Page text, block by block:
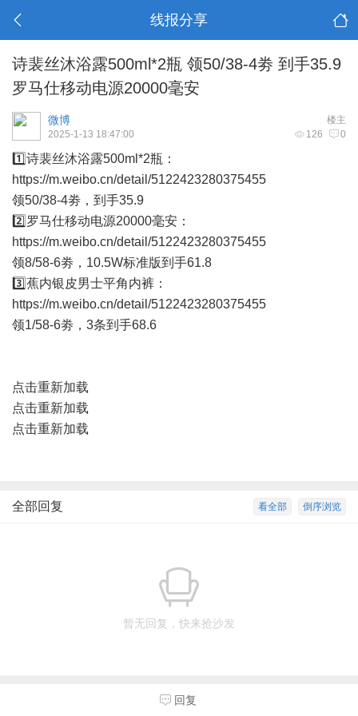
线报分享
诗裴丝沐浴露500ml*2瓶 领50/38-4劵 到手35.9
罗马仕移动电源20000毫安
楼主
微博
126 0
2025-1-13 18:47:00
1️⃣诗裴丝沐浴露500ml*2瓶：
https://m.weibo.cn/detail/5122423280375455
领50/38-4劵，到手35.9
2️⃣罗马仕移动电源20000毫安：
https://m.weibo.cn/detail/5122423280375455
领8/58-6劵，10.5W标准版到手61.8
3️⃣蕉内银皮男士平角内裤：
https://m.weibo.cn/detail/5122423280375455
领1/58-6劵，3条到手68.6
点击重新加载
点击重新加载
点击重新加载
倒序浏览
看全部
全部回复
暂无回复，快来抢沙发
回复